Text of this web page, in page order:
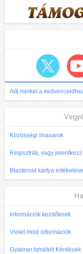
Adj minket a
Közösségi imasarok
Regisztrálj, vagy jelentkezz
Blasteroid kártya értékelése
Információk kezdőknek
Violet Hold információk
Gyakran Ismételt Kérdések